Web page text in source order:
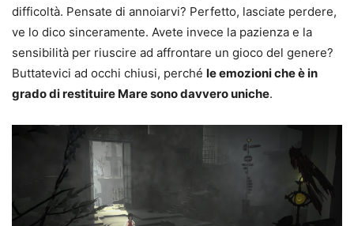
difficoltà. Pensate di annoiarvi? Perfetto, lasciate perdere,
ve lo dico sinceramente. Avete invece la pazienza e la
sensibilità per riuscire ad affrontare un gioco del genere?
Buttatevici ad occhi chiusi, perché le emozioni che è in
grado di restituire Mare sono davvero uniche.